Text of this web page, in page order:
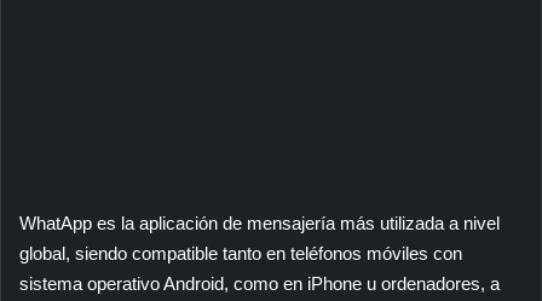
WhatApp es la aplicación de mensajería más utilizada a nivel
global, siendo compatible tanto en teléfonos móviles con
sistema operativo Android, como en iPhone u ordenadores, a